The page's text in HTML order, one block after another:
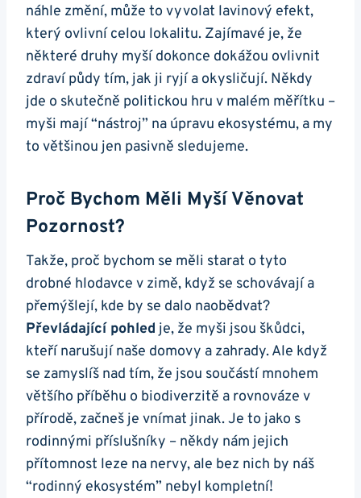
náhle změní, může to vyvolat lavinový efekt,
který ovlivní celou lokalitu. Zajímavé je, že
některé druhy myší dokonce dokážou ovlivnit
zdraví půdy tím, jak ji ryjí a okysličují. Někdy
jde o skutečně politickou hru v malém měřítku –
myši mají “nástroj” na úpravu ekosystému, a my
to většinou jen pasivně sledujeme.
Proč Bychom Měli Myší Věnovat
Pozornost?
Takže, proč bychom se měli starat o tyto
drobné hlodavce v zimě, když se schovávají a
přemýšlejí, kde by se dalo naobědvat?
Převládající pohled je, že myši jsou škůdci,
kteří narušují naše domovy a zahrady. Ale když
se zamyslíš nad tím, že jsou součástí mnohem
většího příběhu o biodiverzitě a rovnováze v
přírodě, začneš je vnímat jinak. Je to jako s
rodinnými příslušníky – někdy nám jejich
přítomnost leze na nervy, ale bez nich by náš
“rodinný ekosystém” nebyl kompletní!